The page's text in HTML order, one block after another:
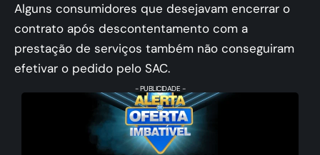
Alguns consumidores que desejavam encerrar o
contrato após descontentamento com a
prestação de serviços também não conseguiram
efetivar o pedido pelo SAC.
- PUBLICIDADE -